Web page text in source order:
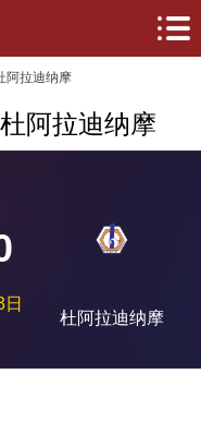
阿拉迪纳摩
阿拉迪纳摩
杜阿拉迪纳摩